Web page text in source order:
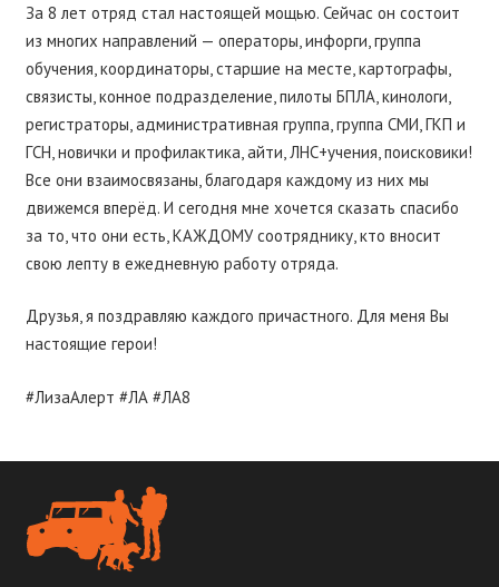
За 8 лет отряд стал настоящей мощью. Сейчас он состоит
из многих направлений — операторы, инфорги, группа
обучения, координаторы, старшие на месте, картографы,
связисты, конное подразделение, пилоты БПЛА, кинологи,
регистраторы, административная группа, группа СМИ, ГКП и
ГСН, новички и профилактика, айти, ЛНС+учения, поисковики!
Все они взаимосвязаны, благодаря каждому из них мы
движемся вперёд. И сегодня мне хочется сказать спасибо
за то, что они есть, КАЖДОМУ соотряднику, кто вносит
свою лепту в ежедневную работу отряда.
Друзья, я поздравляю каждого причастного. Для меня Вы
настоящие герои!
#ЛизаАлерт #ЛА #ЛА8